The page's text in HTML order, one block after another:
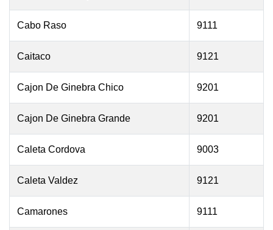
Cabo Raso 9111
Caitaco 9121
Cajon De Ginebra Chico 9201
Cajon De Ginebra Grande 9201
Caleta Cordova 9003
Caleta Valdez 9121
Camarones 9111